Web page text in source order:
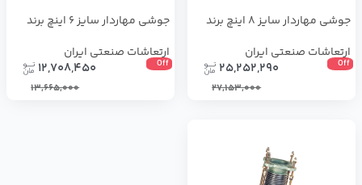
جوشی مهاردار سایز 8 اینچ برند
ارتعاشات صنعتی ایران
Off
25,252,290
27,153,000
جوشی مهاردار سایز 6 اینچ برند
ارتعاشات صنعتی ایران
Off
12,708,450
13,665,000